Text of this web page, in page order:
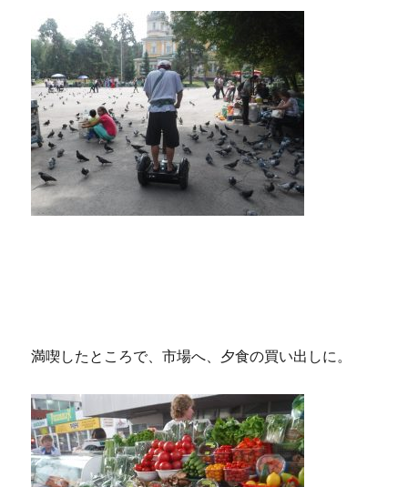
満喫したところで、市場へ、夕食の買い出しに。